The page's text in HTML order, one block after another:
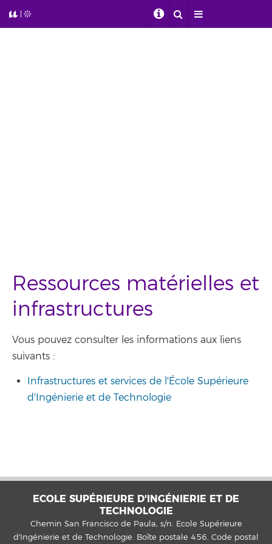
Ressources matérielles et
infrastructures
Vous pouvez consulter les informations aux liens
suivants :
Infrastructures et services de l'École Supérieure
d'Ingénierie et de Technologie
ECOLE SUPÉRIEURE D'INGÉNIERIE ET DE
TECHNOLOGIE
Chemin San Francisco de Paula, s/n. Ecole Supérieure
d'Ingénierie et de Technologie. Boîte postale 456. Code postal